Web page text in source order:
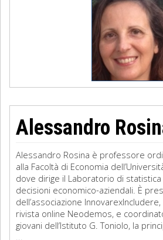
Alessandro
Alessandro Rosina è professore
alla Facoltà di Economia
dove dirige il Laboratorio di statistica
decisioni economico-aziendali. È
dell’associazione
rivista online Neodemos, e
giovani dell’Istituto G. Toniolo, la